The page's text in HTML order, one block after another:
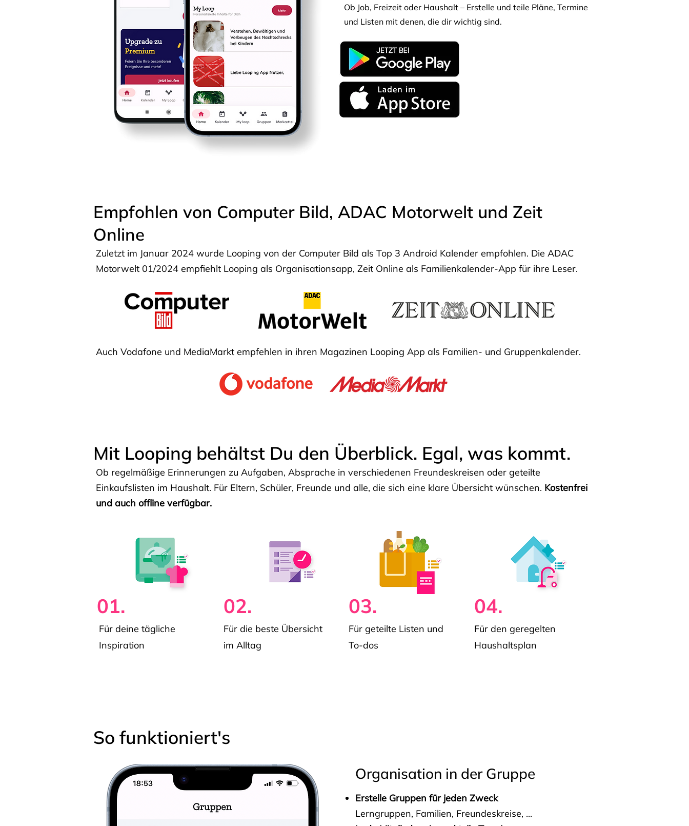
Ob Job, Freizeit oder Haushalt – Erstelle und teile Pläne, Termine
und Listen mit denen, die dir wichtig sind.
Empfohlen von Computer Bild, ADAC Motorwelt und Zeit
Online
Zuletzt im Januar 2024 wurde Looping von der Computer Bild als Top 3 Android Kalender empfohlen. Die ADAC
Motorwelt 01/2024 empfiehlt Looping als Organisationsapp, Zeit Online als Familienkalender-App für ihre Leser.
Auch Vodafone und MediaMarkt empfehlen in ihren Magazinen Looping App als Familien- und Gruppenkalender.
Mit Looping behältst Du den Überblick. Egal, was kommt.
Ob regelmäßige Erinnerungen zu Aufgaben, Absprache in verschiedenen Freundeskreisen oder geteilte
Einkaufslisten im Haushalt. Für Eltern, Schüler, Freunde und alle, die sich eine klare Übersicht wünschen. Kostenfrei
und auch offline verfügbar.
01.
Für deine tägliche
Inspiration
02.
Für die beste Übersicht
im Alltag
03.
Für geteilte Listen und
To-dos
04.
Für den geregelten
Haushaltsplan
So funktioniert's
Organisation in der Gruppe
Erstelle Gruppen für jeden Zweck
Lerngruppen, Familien, Freundeskreise, ...